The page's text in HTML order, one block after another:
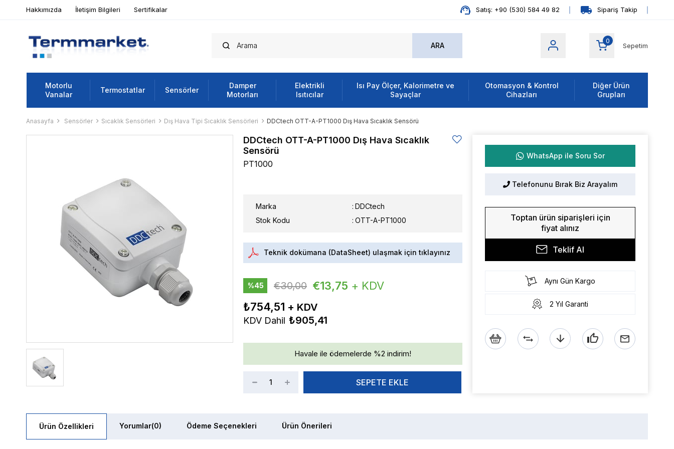
Hakkımızda İletişim Bilgileri Sertifikalar Satış: +90 (530) 584 49 82 Sipariş Takip
Sepetim
0
Motorlu
Vanalar
Termostatlar Sensörler
Damper
Motorları
Elektrikli
Isıtıcılar
Isı Pay Ölçer, Kalorimetre ve
Sayaçlar
Otomasyon & Kontrol
Cihazları
Diğer Ürün
Grupları
Anasayfa Sensörler Sıcaklık Sensörleri Dış Hava Tipi Sıcaklık Sensörleri DDCtech OTT-A-PT1000 Dış Hava Sıcaklık Sensörü
DDCtech OTT-A-PT1000 Dış Hava Sıcaklık
Sensörü
PT1000
Marka : DDCtech
Stok Kodu
OTT-A-PT1000
Teknik dokümana (DataSheet) ulaşmak için tıklayınız
%45
€30,00 €13,75 + KDV
₺754,51
KDV Dahil ₺905,41
Havale ile ödemelerde %2 indirim!
WhatsApp ile Soru Sor
Telefonunu Bırak Biz Arayalım
Toptan ürün siparişleri için
fiyat alınız
Teklif Al
Aynı Gün Kargo
2 Yıl Garanti
Ürün Özellikleri Yorumlar(0) Ödeme Seçenekleri Ürün Önerileri